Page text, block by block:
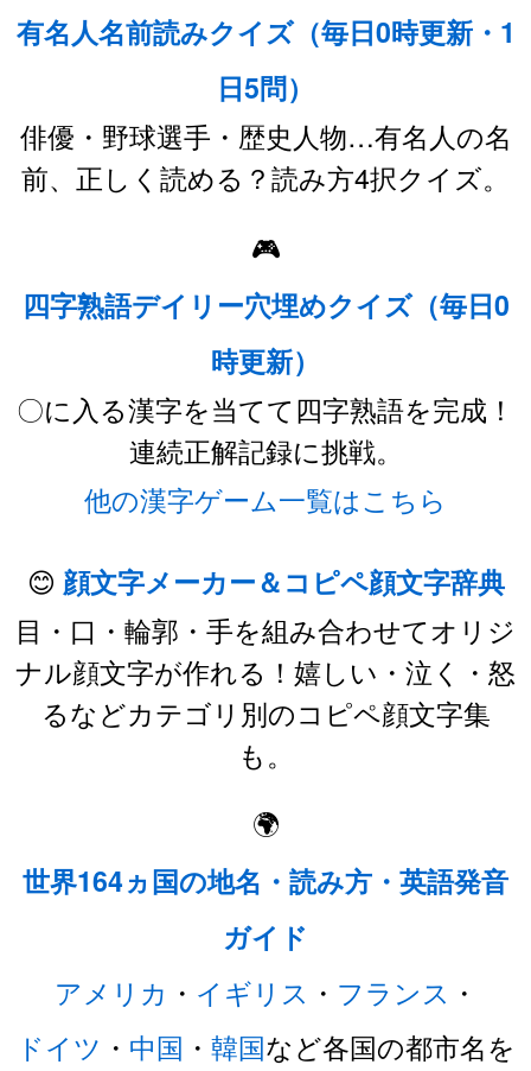
有名人名前読みクイズ（毎日0時更新・1
日5問）
俳優・野球選手・歴史人物…有名人の名
前、正しく読める？読み方4択クイズ。
🎮
四字熟語デイリー穴埋めクイズ（毎日0
時更新）
〇に入る漢字を当てて四字熟語を完成！
連続正解記録に挑戦。
他の漢字ゲーム一覧はこちら
😊 顔文字メーカー＆コピペ顔文字辞典
目・口・輪郭・手を組み合わせてオリジ
ナル顔文字が作れる！嬉しい・泣く・怒
るなどカテゴリ別のコピペ顔文字集
も。
🌍
世界164ヵ国の地名・読み方・英語発音
ガイド
アメリカ ・ イギリス ・ フランス ・
ドイツ ・ 中国 ・ 韓国など各国の都市名を